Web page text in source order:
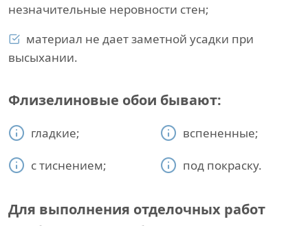
незначительные неровности стен;
материал не дает заметной усадки при
высыхании.
Флизелиновые обои бывают:
гладкие;
с тиснением;
вспененные;
под покраску.
Для выполнения отделочных работ